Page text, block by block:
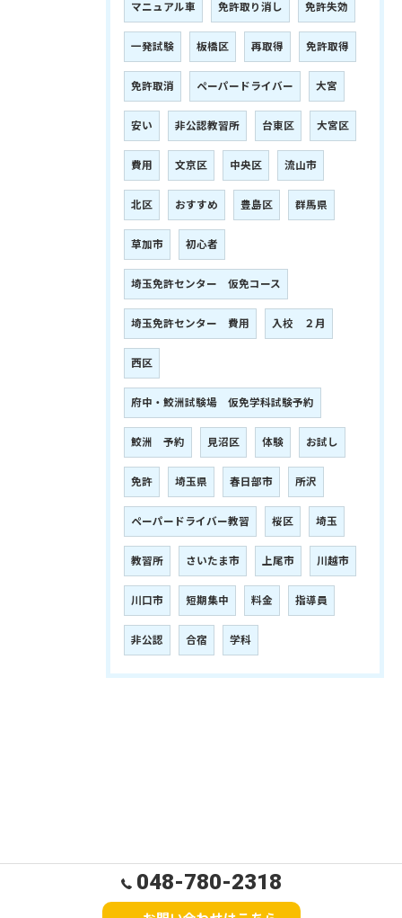
マニュアル車 免許取り消し 免許失効
一発試験 板橋区 再取得 免許取得
免許取消 ペーパードライバー 大宮
安い 非公認教習所 台東区 大宮区
費用 文京区 中央区 流山市
北区 おすすめ 豊島区 群馬県
草加市 初心者
埼玉免許センター 仮免コース
埼玉免許センター 費用 入校 ２月
西区
府中・鮫洲試験場 仮免学科試験予約
鮫洲 予約 見沼区 体験 お試し
免許 埼玉県 春日部市 所沢
ペーパードライバー教習 桜区 埼玉
教習所 さいたま市 上尾市 川越市
川口市 短期集中 料金 指導員
非公認 合宿 学科
048-780-2318